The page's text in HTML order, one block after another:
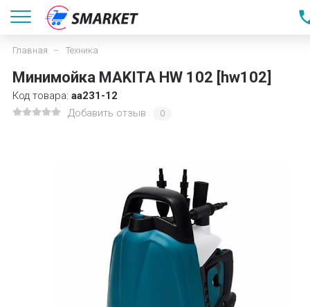
Главная Техника
Минимойка MAKITA HW 102 [hw102]
Код товара:aa231-12
Добавить отзыв
0